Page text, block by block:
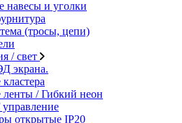
навесы и уголки
(тросы, цепи)
/ свет
экрана.
/ Гибкий неон
открытые IP20